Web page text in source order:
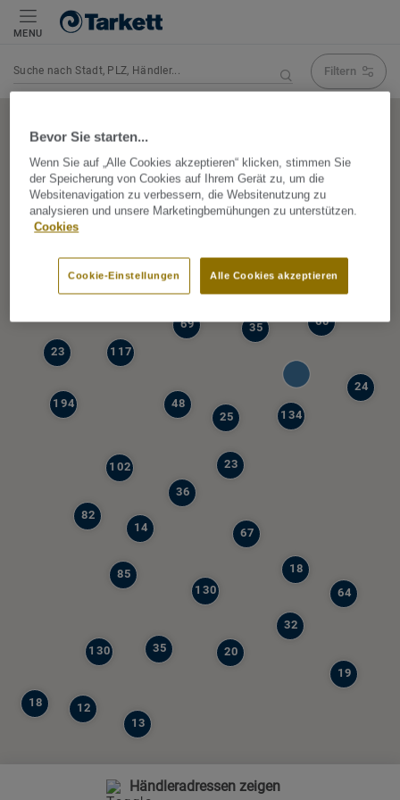
MENU
Filtern
85
194
77
117
130
39
64
67
82
36
130
69
134
23
35
35
102
19
23
48
14
60
12
18
32
13
20
24
25
18
Händleradressen zeigen
Bevor Sie starten...
Wenn Sie auf „Alle Cookies akzeptieren“ klicken, stimmen Sie
der Speicherung von Cookies auf Ihrem Gerät zu, um die
Websitenavigation zu verbessern, die Websitenutzung zu
analysieren und unsere Marketingbemühungen zu unterstützen.
Cookies
Alle Cookies akzeptieren
Cookie-Einstellungen